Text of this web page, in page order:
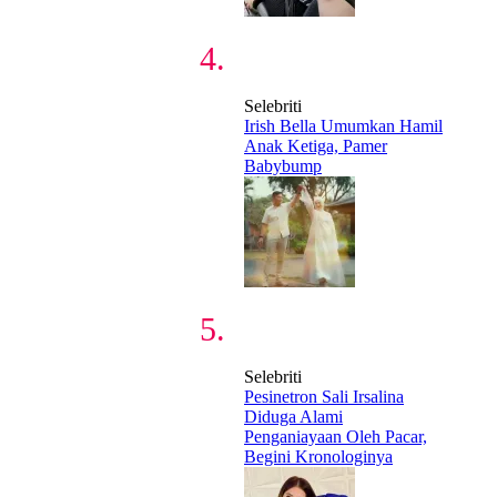
Selebriti
Irish Bella Umumkan Hamil
Anak Ketiga, Pamer
Babybump
Selebriti
Pesinetron Sali Irsalina
Diduga Alami
Penganiayaan Oleh Pacar,
Begini Kronologinya